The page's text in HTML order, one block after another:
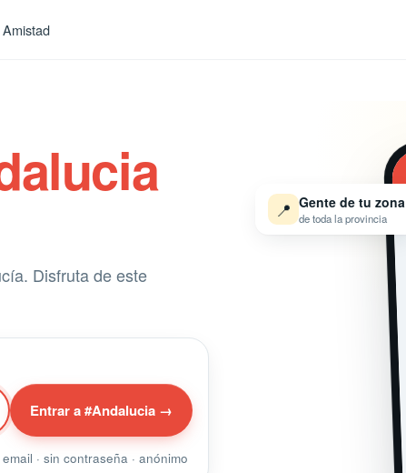
Amistad
Disfruta de este
Entrar a #Andalucia →
· sin contraseña · anónimo
📍 Gente de tu zona
de toda la provincia